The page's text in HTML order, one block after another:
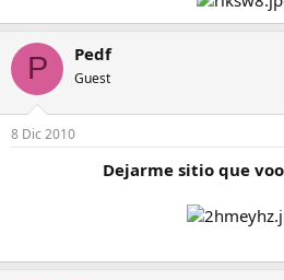
P Pedf
Guest
8 Dic 2010
Dejarme sitio que